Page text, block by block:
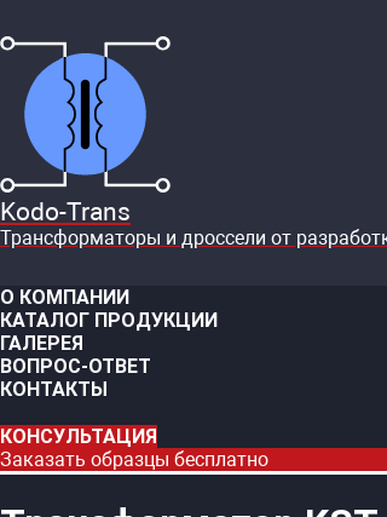
Kodo-Trans
Трансформаторы и дроссели от
О КОМПАНИИ
КАТАЛОГ ПРОДУКЦИИ
ГАЛЕРЕЯ
ВОПРОС-ОТВЕТ
КОНТАКТЫ
КОНСУЛЬТАЦИЯ
Заказать образцы бесплатно